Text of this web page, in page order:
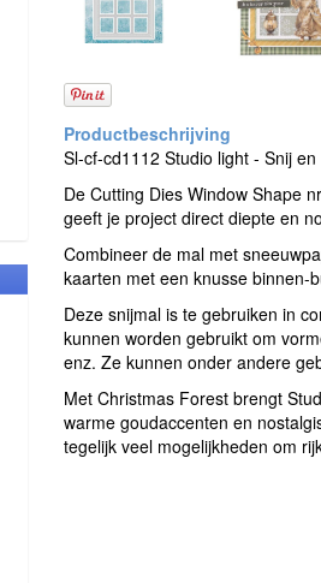
Sl-cf-cd1112 Studio light - Snij
De Cutting Dies Window Shape
geeft je project direct diepte en
Combineer de mal met
kaarten met een knusse binnen-
Deze snijmal is te gebruiken in
kunnen worden gebruikt om
enz. Ze kunnen onder andere
Met Christmas Forest brengt
warme goudaccenten en
tegelijk veel mogelijkheden om